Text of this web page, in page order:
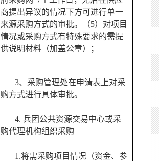
商提出异议的情况下方可进行单一
来源采购方式的审批。（5）对项目
情况或采购方式有特殊要求的需提
供说明材料（加盖公章）；
3、采购管理处在申请表上对采
购方式进行具体审批。
4. 兵团公共资源交易中心或采
购代理机构组织采购
1.将需采购项目情况（资金、参